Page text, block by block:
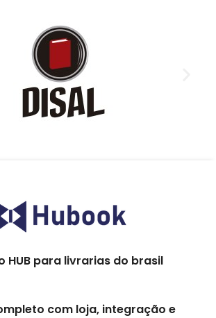
HUB para livrarias do brasil
com loja, integração e